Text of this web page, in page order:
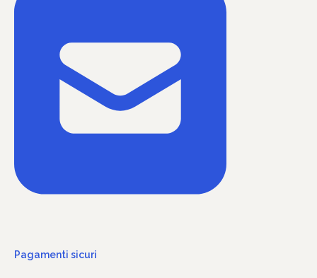
Pagamenti sicuri